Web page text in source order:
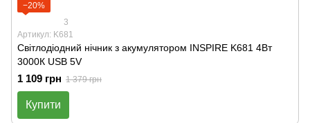
−20%
3
Артикул: K681
Світлодіодний нічник з акумулятором INSPIRE K681 4Вт
3000К USB 5V
1 109 грн 1 379 грн
Купити